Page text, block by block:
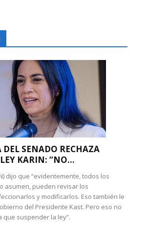
DEL SENADO RECHAZA
KARIN: “NO...
dijo que “evidentemente, todos los
asumen, pueden revisar los
y modificarlos. Eso también le
del Presidente Kast. Pero eso no
que suspender la ley”.